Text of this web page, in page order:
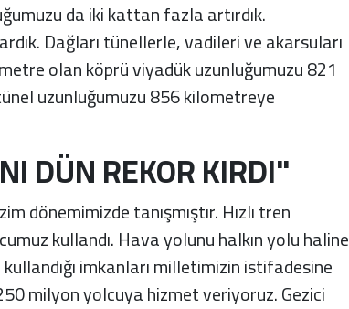
da iki kattan fazla artırdık.
Dağları tünellerle, vadileri ve akarsuları
olan köprü viyadük uzunluğumuzu 821
uzunluğumuzu 856 kilometreye
DÜN REKOR KIRDI"
dönemimizde tanışmıştır. Hızlı tren
kullandı. Hava yolunu halkın yolu haline
imkanları milletimizin istifadesine
milyon yolcuya hizmet veriyoruz. Gezici